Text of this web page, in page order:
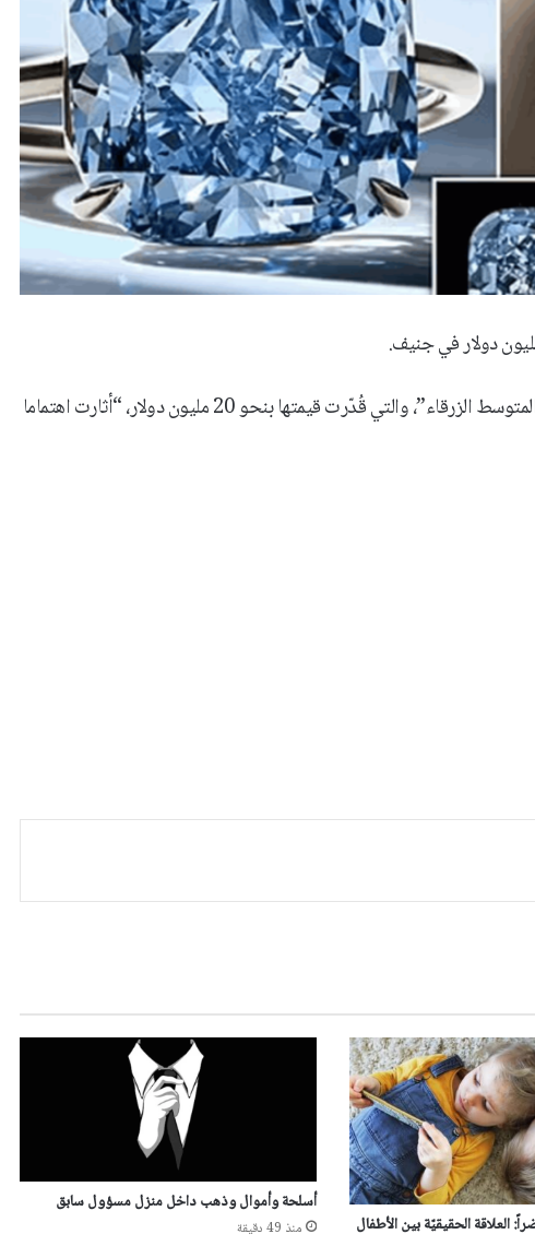
وأعلنت دار “سوذبيز” للمزادات إن الماسة المسماة “جوهرة البحر المتوسط الزرقاء”، والتي قُدّرت قيمتها بنحو 20 مليون دولار، “أثارت اهتماما
العلاقة الحقيقيّة بين الأطفال
أسلحة وأموال وذهب داخل منزل مسؤول سابق
منذ 49 دقيقة